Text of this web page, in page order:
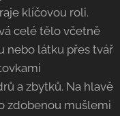
klíčovou roli.
celé tělo včetně
nebo látku přes tvář
a zbytků. Na hlavě
zdobenou mušlemi